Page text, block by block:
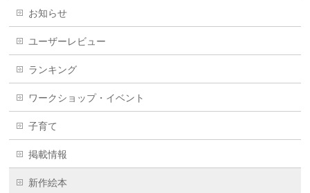
お知らせ
ユーザーレビュー
ランキング
ワークショップ・イベント
子育て
掲載情報
新作絵本